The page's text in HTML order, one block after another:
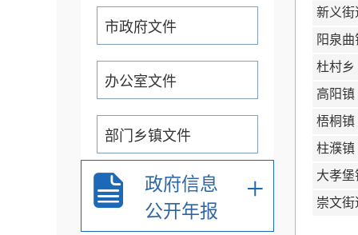
市政府文件
办公室文件
部门乡镇文件
通知公告公示
政府信息
公开年报
+
新义街
阳泉曲
杜村乡
高阳镇
梧桐镇
柱濮镇
大孝堡
崇文街